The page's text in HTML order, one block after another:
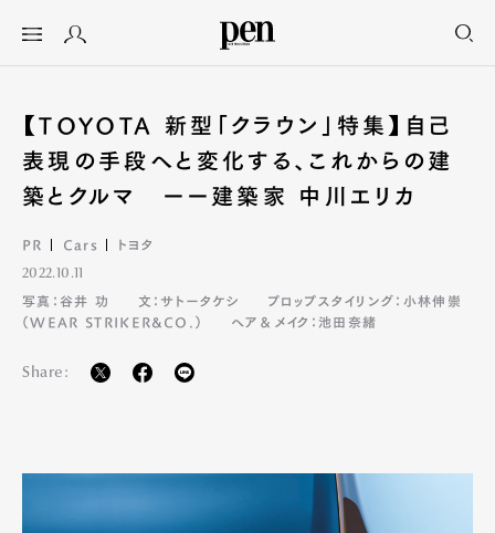
【TOYOTA 新型「クラウン」特集】自己
表現の手段へと変化する、これからの建
築とクルマ ーー建築家 中川エリカ
PR Cars トヨタ
2022.10.11
写真：谷井 功
文：サトータケシ
プロップスタイリング：小林伸崇
（WEAR STRIKER&CO.）
ヘア＆メイク：池田奈緒
Share: